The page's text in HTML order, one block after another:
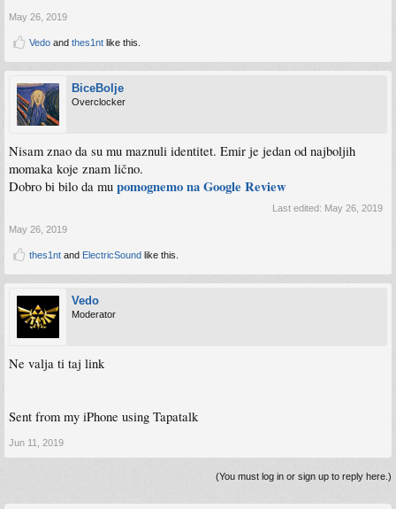
May 26, 2019
Vedo and thes1nt like this.
BiceBolje
Overclocker
Nisam znao da su mu maznuli identitet. Emir je jedan od najboljih
momaka koje znam lično.
Dobro bi bilo da mu pomognemo na Google Review
Last edited: May 26, 2019
May 26, 2019
thes1nt and ElectricSound like this.
Vedo
Moderator
Ne valja ti taj link
Sent from my iPhone using Tapatalk
Jun 11, 2019
(You must log in or sign up to reply here.)